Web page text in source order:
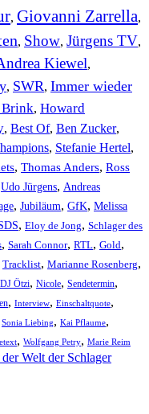
, Giovanni Zarrella,
, Show, Jürgens TV,
Kiewel,
, SWR, Immer wieder
Brink, Howard
, Best Of, Ben Zucker,
, Stefanie Hertel,
, Thomas Anders, Ross
Udo Jürgens, Andreas
, Jubiläum, GfK, Melissa
, Eloy de Jong, Schlager des
, Sarah Connor, RTL, Gold,
Tracklist, Marianne Rosenberg,
DJ Ötzi, Nicole, Sendetermin,
, Interview, Einschaltquote,
Sonia Liebing, Kai Pflaume,
, Wolfgang Petry, Marie Reim